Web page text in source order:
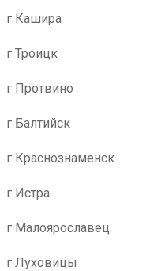
г Кашира
г Троицк
г Протвино
г Балтийск
г Краснознаменск
г Истра
г Малоярославец
г Луховицы